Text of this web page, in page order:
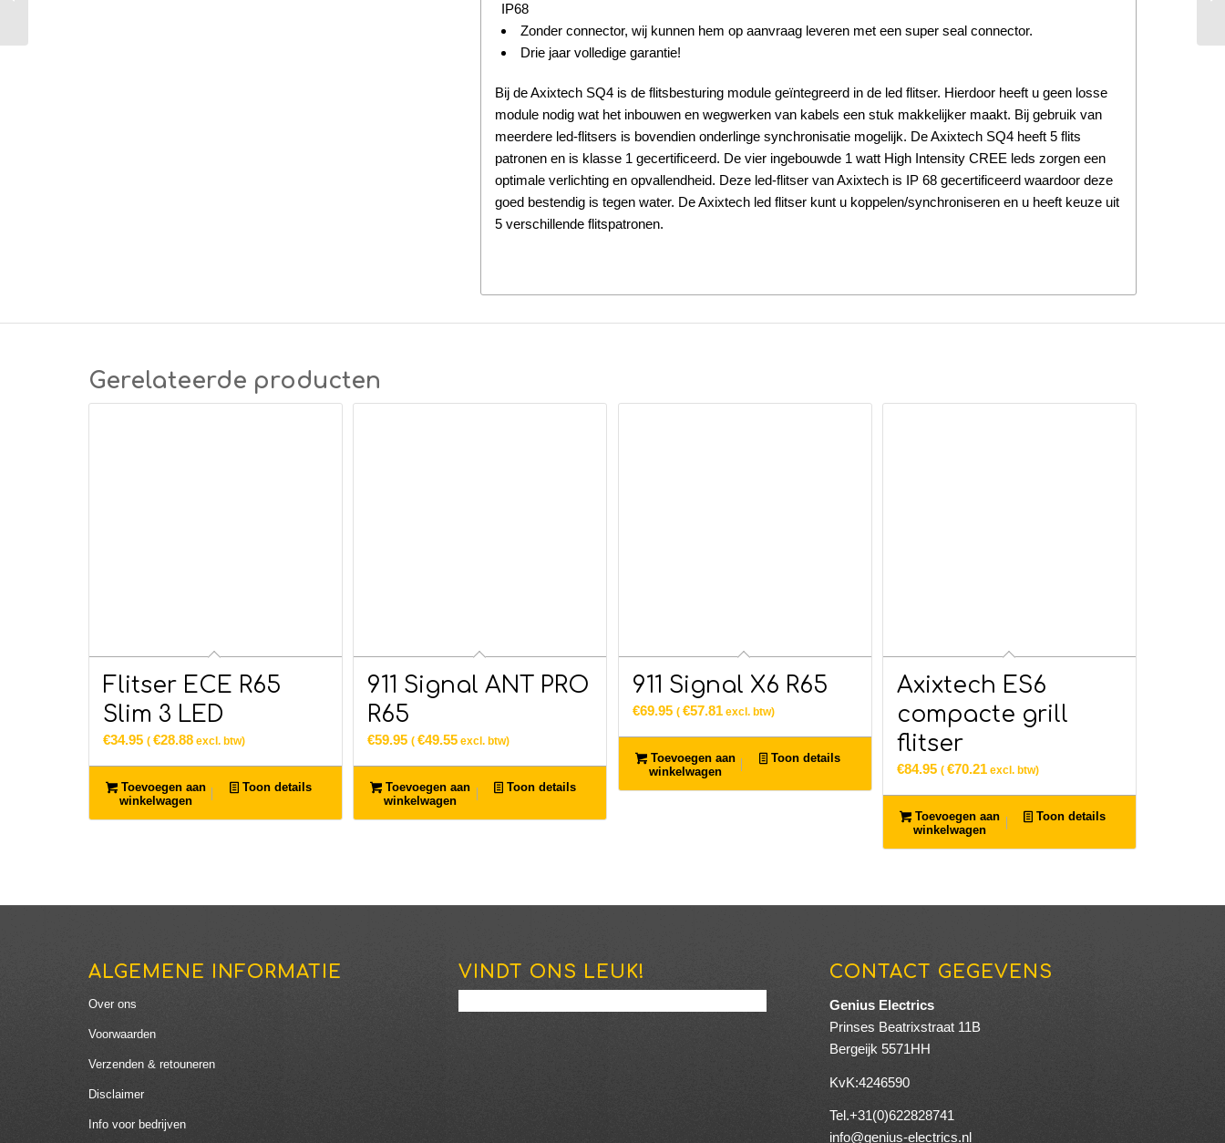
IP68
Zonder connector, wij kunnen hem op aanvraag leveren met een super seal connector.
Drie jaar volledige garantie!
Bij de Axixtech SQ4 is de flitsbesturing module geïntegreerd in de led flitser. Hierdoor heeft u geen losse
module nodig wat het inbouwen en wegwerken van kabels een stuk makkelijker maakt. Bij gebruik van
meerdere led-flitsers is bovendien onderlinge synchronisatie mogelijk. De Axixtech SQ4 heeft 5 flits
patronen en is klasse 1 gecertificeerd. De vier ingebouwde 1 watt High Intensity CREE leds zorgen een
optimale verlichting en opvallendheid. Deze led-flitser van Axixtech is IP 68 gecertificeerd waardoor deze
goed bestendig is tegen water. De Axixtech led flitser kunt u koppelen/synchroniseren en u heeft keuze uit
5 verschillende flitspatronen.
Gerelateerde producten
Flitser ECE R65
Slim 3 LED
€34.95 ( €28.88 excl. btw)
Toevoegen aan
winkelwagen
Toon details
911 Signal ANT PRO
R65
€59.95 (€49.55 excl. btw)
Toevoegen aan
winkelwagen
Toon details
911 Signal X6 R65
€69.95 ( €57.81excl. btw)
Toevoegen aan
winkelwagen
Toon details
Axixtech ES6
compacte grill
flitser
€84.95 (€70.21 excl. btw)
Toevoegen aan
winkelwagen
Toon details
ALGEMENE INFORMATIE
Over ons
Voorwaarden
Verzenden & retouneren
Disclaimer
Info voor bedrijven
VINDT ONS LEUK! CONTACT GEGEVENS
Genius Electrics
Prinses Beatrixstraat 11B
Bergeijk 5571HH
KvK:4246590
Tel.+31(0)622828741
info@genius-electrics.nl